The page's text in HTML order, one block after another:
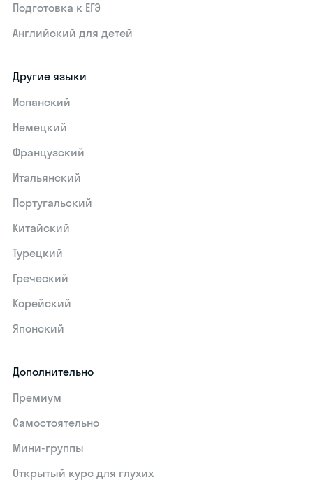
Подготовка к ЕГЭ
Английский для детей
Другие языки
Испанский
Немецкий
Французский
Итальянский
Португальский
Китайский
Турецкий
Греческий
Корейский
Японский
Дополнительно
Премиум
Самостоятельно
Мини-группы
Открытый курс для глухих